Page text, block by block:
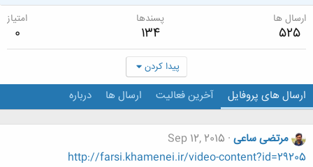
ارسال ها
525
پسندها
134
امتیاز
0
پیدا کردن
ارسال های پروفایل آخرین فعالیت ارسال ها درباره
مرتضی ساعی Sep 12, 2015
http://farsi.khamenei.ir/video-content?id=29205